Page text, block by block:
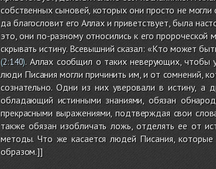
собственных сыновей, которых они просто не
да благословит его Аллах и приветствует, была
это, они по-разному относились к его пророческой
скрывать истину. Всевышний сказал: «Кто может
(2:140). Аллах сообщил о таких неверующих, чтобы
люди Писания могли причинить им, и от сомнений,
сознательно. Одни из них уверовали в истину, а
обладающий истинными знаниями, обязан
прекрасными выражениями, подтверждая свои
также обязан изобличать ложь, отделять ее от
методы. Что же касается людей Писания,
образом.]]